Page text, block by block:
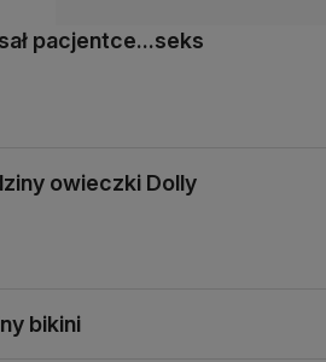
pacjentce...seks
owieczki Dolly
bikini